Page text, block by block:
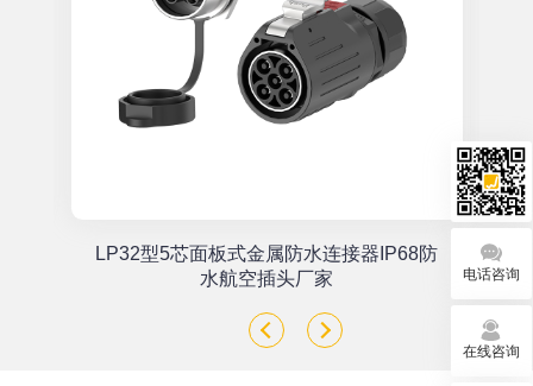
LP32型5芯面板式金属防水连接器IP68防
水航空插头厂家
电话咨询
在线咨询